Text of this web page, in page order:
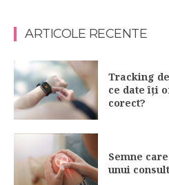
ARTICOLE RECENTE
Tracking
ce date îți
corect?
Semne
unui